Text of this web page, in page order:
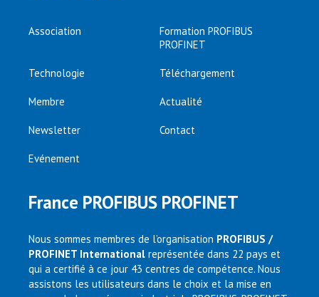
Association
Formation PROFIBUS
PROFINET
Technologie Téléchargement
Membre Actualité
Newsletter Contact
Evénement
France PROFIBUS PROFINET
Nous sommes membres de l’organisation PROFIBUS /
PROFINET International représentée dans 22 pays et
qui a certifié à ce jour 43 centres de compétence. Nous
assistons les utilisateurs dans le choix et la mise en